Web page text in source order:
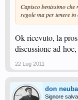
Capisco benissimo
regole ma per tenere
Ok ricevuto, la
discussione ad-
22 Lug 2011
don
Signore